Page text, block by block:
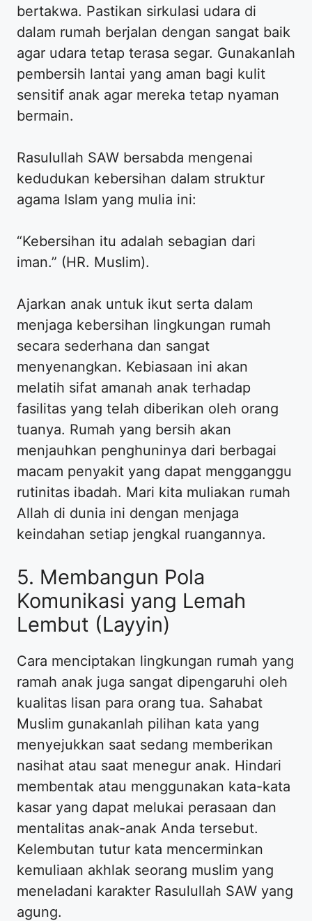
bertakwa. Pastikan sirkulasi udara di
dalam rumah berjalan dengan sangat baik
agar udara tetap terasa segar. Gunakanlah
pembersih lantai yang aman bagi kulit
sensitif anak agar mereka tetap nyaman
bermain.
Rasulullah SAW bersabda mengenai
kedudukan kebersihan dalam struktur
agama Islam yang mulia ini:
“Kebersihan itu adalah sebagian dari
iman.” (HR. Muslim).
Ajarkan anak untuk ikut serta dalam
menjaga kebersihan lingkungan rumah
secara sederhana dan sangat
menyenangkan. Kebiasaan ini akan
melatih sifat amanah anak terhadap
fasilitas yang telah diberikan oleh orang
tuanya. Rumah yang bersih akan
menjauhkan penghuninya dari berbagai
macam penyakit yang dapat mengganggu
rutinitas ibadah. Mari kita muliakan rumah
Allah di dunia ini dengan menjaga
keindahan setiap jengkal ruangannya.
5. Membangun Pola
Komunikasi yang Lemah
Lembut (Layyin)
Cara menciptakan lingkungan rumah yang
ramah anak juga sangat dipengaruhi oleh
kualitas lisan para orang tua. Sahabat
Muslim gunakanlah pilihan kata yang
menyejukkan saat sedang memberikan
nasihat atau saat menegur anak. Hindari
membentak atau menggunakan kata-kata
kasar yang dapat melukai perasaan dan
mentalitas anak-anak Anda tersebut.
Kelembutan tutur kata mencerminkan
kemuliaan akhlak seorang muslim yang
meneladani karakter Rasulullah SAW yang
agung.